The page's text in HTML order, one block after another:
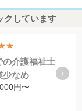
クしています
の介護福祉士
少なめ
円〜